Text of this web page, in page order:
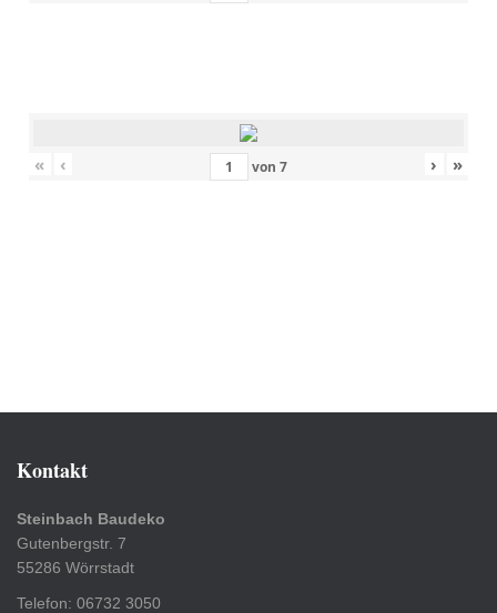
« ‹ von 7 › »
Kontakt
Steinbach Baudeko
Gutenbergstr. 7
55286 Wörrstadt
Telefon: 06732 3050